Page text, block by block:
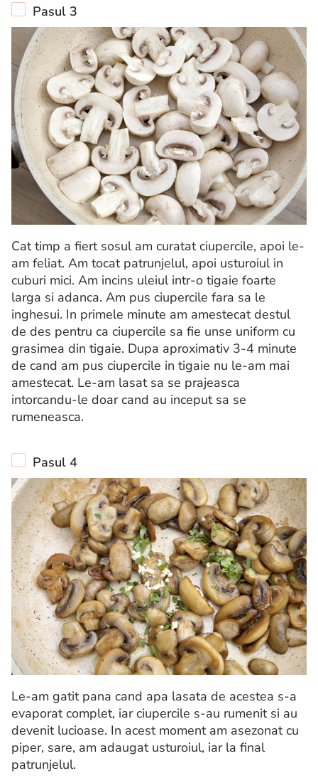
Pasul 3
Cat timp a fiert sosul am curatat ciupercile, apoi le-
am feliat. Am tocat patrunjelul, apoi usturoiul in
cuburi mici. Am incins uleiul intr-o tigaie foarte
larga si adanca. Am pus ciupercile fara sa le
inghesui. In primele minute am amestecat destul
de des pentru ca ciupercile sa fie unse uniform cu
grasimea din tigaie. Dupa aproximativ 3-4 minute
de cand am pus ciupercile in tigaie nu le-am mai
amestecat. Le-am lasat sa se prajeasca
intorcandu-le doar cand au inceput sa se
rumeneasca.
Pasul 4
Le-am gatit pana cand apa lasata de acestea s-a
evaporat complet, iar ciupercile s-au rumenit si au
devenit lucioase. In acest moment am asezonat cu
piper, sare, am adaugat usturoiul, iar la final
patrunjelul.